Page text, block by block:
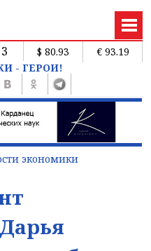
3 $ 80.93
€ 93.19
- ГЕРОИ!
экономики